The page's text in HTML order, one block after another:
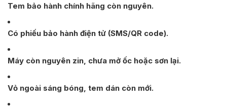
Tem bảo hành chính hãng còn nguyên.
Có phiếu bảo hành điện tử (SMS/QR code).
Máy còn nguyên zin, chưa mở ốc hoặc sơn lại.
Vỏ ngoài sáng bóng, tem dán còn mới.